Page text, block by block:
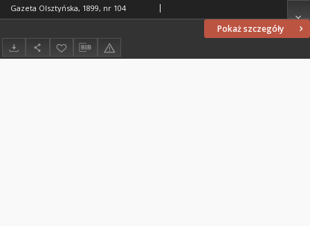
Pokaż szczegóły
Gazeta Olsztyńska, 1899, nr 104